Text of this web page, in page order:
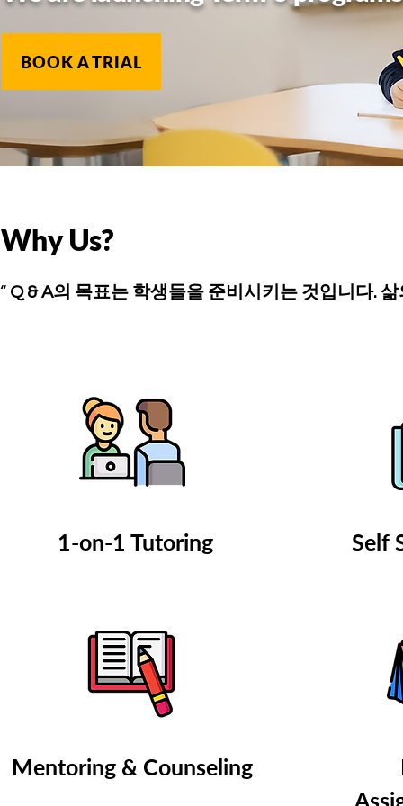
BOOK A TRIAL
Why Us?
“ Q & A의 목표는 학생들을 준비시키는 것입니다. 삶
1-on-1 Tutoring
Mentoring & Counseling
Self